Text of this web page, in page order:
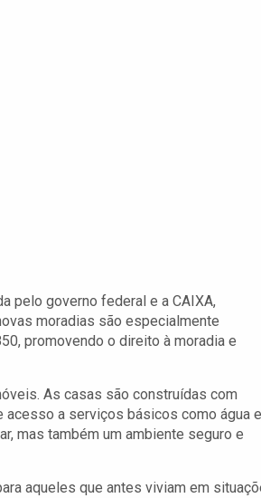
pelo governo federal e a CAIXA,
moradias são especialmente
promovendo o direito à moradia e
As casas são construídas com
acesso a serviços básicos como água e
mas também um ambiente seguro e
aqueles que antes viviam em